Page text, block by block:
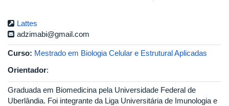
Lattes
adzimabi@gmail.com
Curso: Mestrado em Biologia Celular e Estrutural Aplicadas
Orientador:
Graduada em Biomedicina pela Universidade Federal de
Uberlândia. Foi integrante da Liga Universitária de Imunologia e